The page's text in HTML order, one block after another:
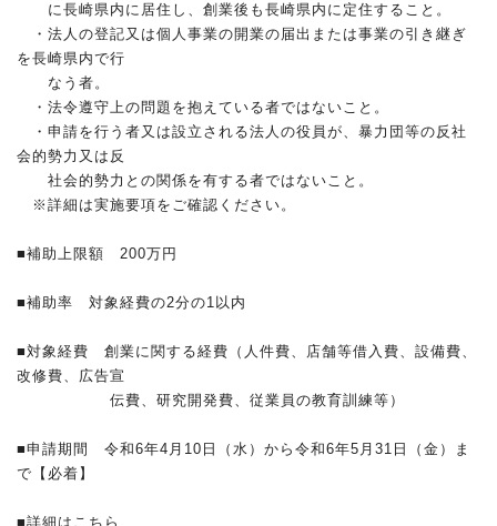
に長崎県内に居住し、創業後も長崎県内に定住すること。
・法人の登記又は個人事業の開業の届出または事業の引き継ぎ
を長崎県内で行
なう者。
・法令遵守上の問題を抱えている者ではないこと。
・申請を行う者又は設立される法人の役員が、暴力団等の反社
会的勢力又は反
社会的勢力との関係を有する者ではないこと。
※詳細は実施要項をご確認ください。
■補助上限額 200万円
■補助率 対象経費の2分の1以内
■対象経費 創業に関する経費（人件費、店舗等借入費、設備費、
改修費、広告宣
伝費、研究開発費、従業員の教育訓練等）
■申請期間 令和6年4月10日（水）から令和6年5月31日（金）ま
で【必着】
■詳細はこちら